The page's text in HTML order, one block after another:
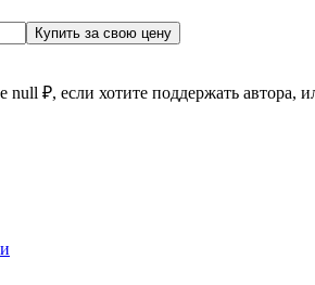
Купить за свою цену
₽, если хотите поддержать автора,